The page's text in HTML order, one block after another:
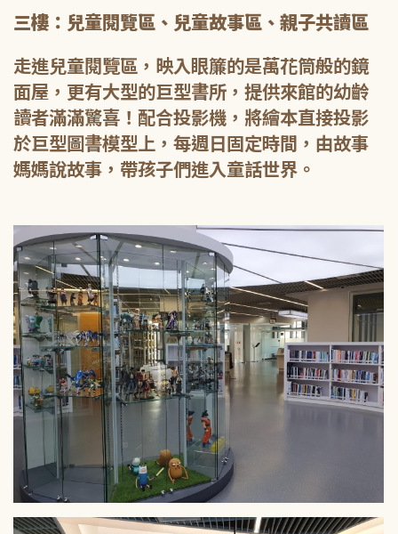
三樓：兒童閱覽區、兒童故事區、親子共讀區
走進兒童閱覽區，映入眼簾的是萬花筒般的鏡
面屋，更有大型的巨型書所，提供來館的幼齡
讀者滿滿驚喜！配合投影機，將繪本直接投影
於巨型圖書模型上，每週日固定時間，由故事
媽媽說故事，帶孩子們進入童話世界。